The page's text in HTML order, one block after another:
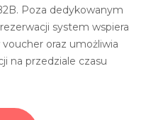
Poza dedykowanym
system wspiera
oraz umożliwia
na przedziale czasu